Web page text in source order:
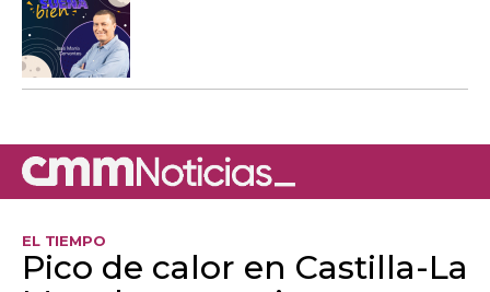
EL TIEMPO
Pico de calor en Castilla-La